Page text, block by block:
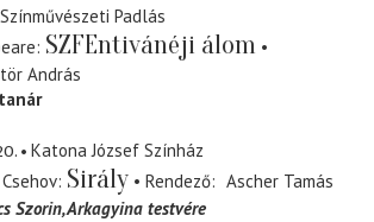
Színművészeti Padlás
SZFEntivánéji álom
András
Katona József Színház
Sirály Rendező
Ascher Tamás
Szorin Arkagyina testvére